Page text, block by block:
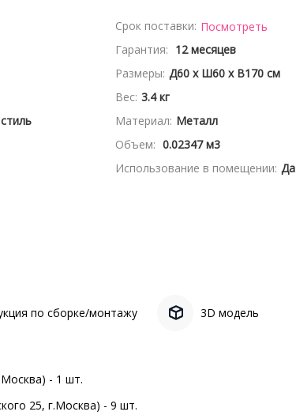
Срок поставки: Посмотреть
Гарантия: 12 месяцев
Размеры: Д60 x Ш60 x В170 см
Вес: 3.4 кг
Материал: Металл
Объем: 0.02347 м3
Использование в помещении: Да
по сборке/монтажу 3D модель
- 1 шт.
25, г.Москва) - 9 шт.